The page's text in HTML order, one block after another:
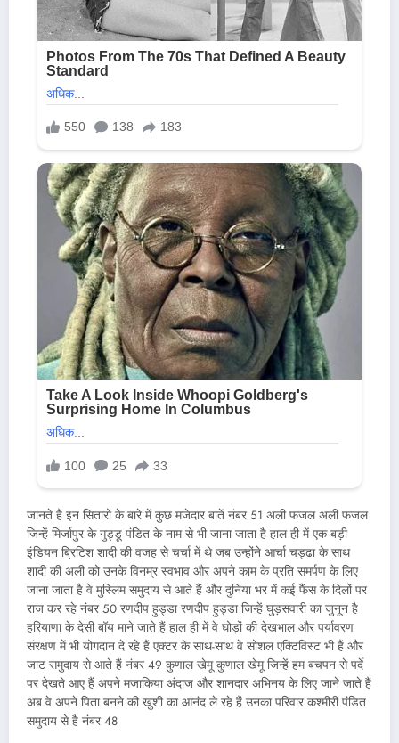
जानते हैं इन सितारों के बारे में कुछ मजेदार बातें नंबर 51 अली फजल अली फजल
जिन्हें मिर्जापुर के गुड्डू पंडित के नाम से भी जाना जाता है हाल ही में एक बड़ी
इंडियन ब्रिटिश शादी की वजह से चर्चा में थे जब उन्होंने आर्चा चड्ढा के साथ
शादी की अली को उनके विनम्र स्वभाव और अपने काम के प्रति समर्पण के लिए
जाना जाता है वे मुस्लिम समुदाय से आते हैं और दुनिया भर में कई फैंस के दिलों पर
राज कर रहे नंबर 50 रणदीप हुड्डा रणदीप हुड्डा जिन्हें घुड़सवारी का जुनून है
हरियाणा के देसी बॉय माने जाते हैं हाल ही में वे घोड़ों की देखभाल और पर्यावरण
संरक्षण में भी योगदान दे रहे हैं एक्टर के साथ-साथ वे सोशल एक्टिविस्ट भी हैं और
जाट समुदाय से आते हैं नंबर 49 कुणाल खेमू कुणाल खेमू जिन्हें हम बचपन से पर्दे
पर देखते आए हैं अपने मजाकिया अंदाज और शानदार अभिनय के लिए जाने जाते हैं
अब वे अपने पिता बनने की खुशी का आनंद ले रहे हैं उनका परिवार कश्मीरी पंडित
समुदाय से है नंबर 48